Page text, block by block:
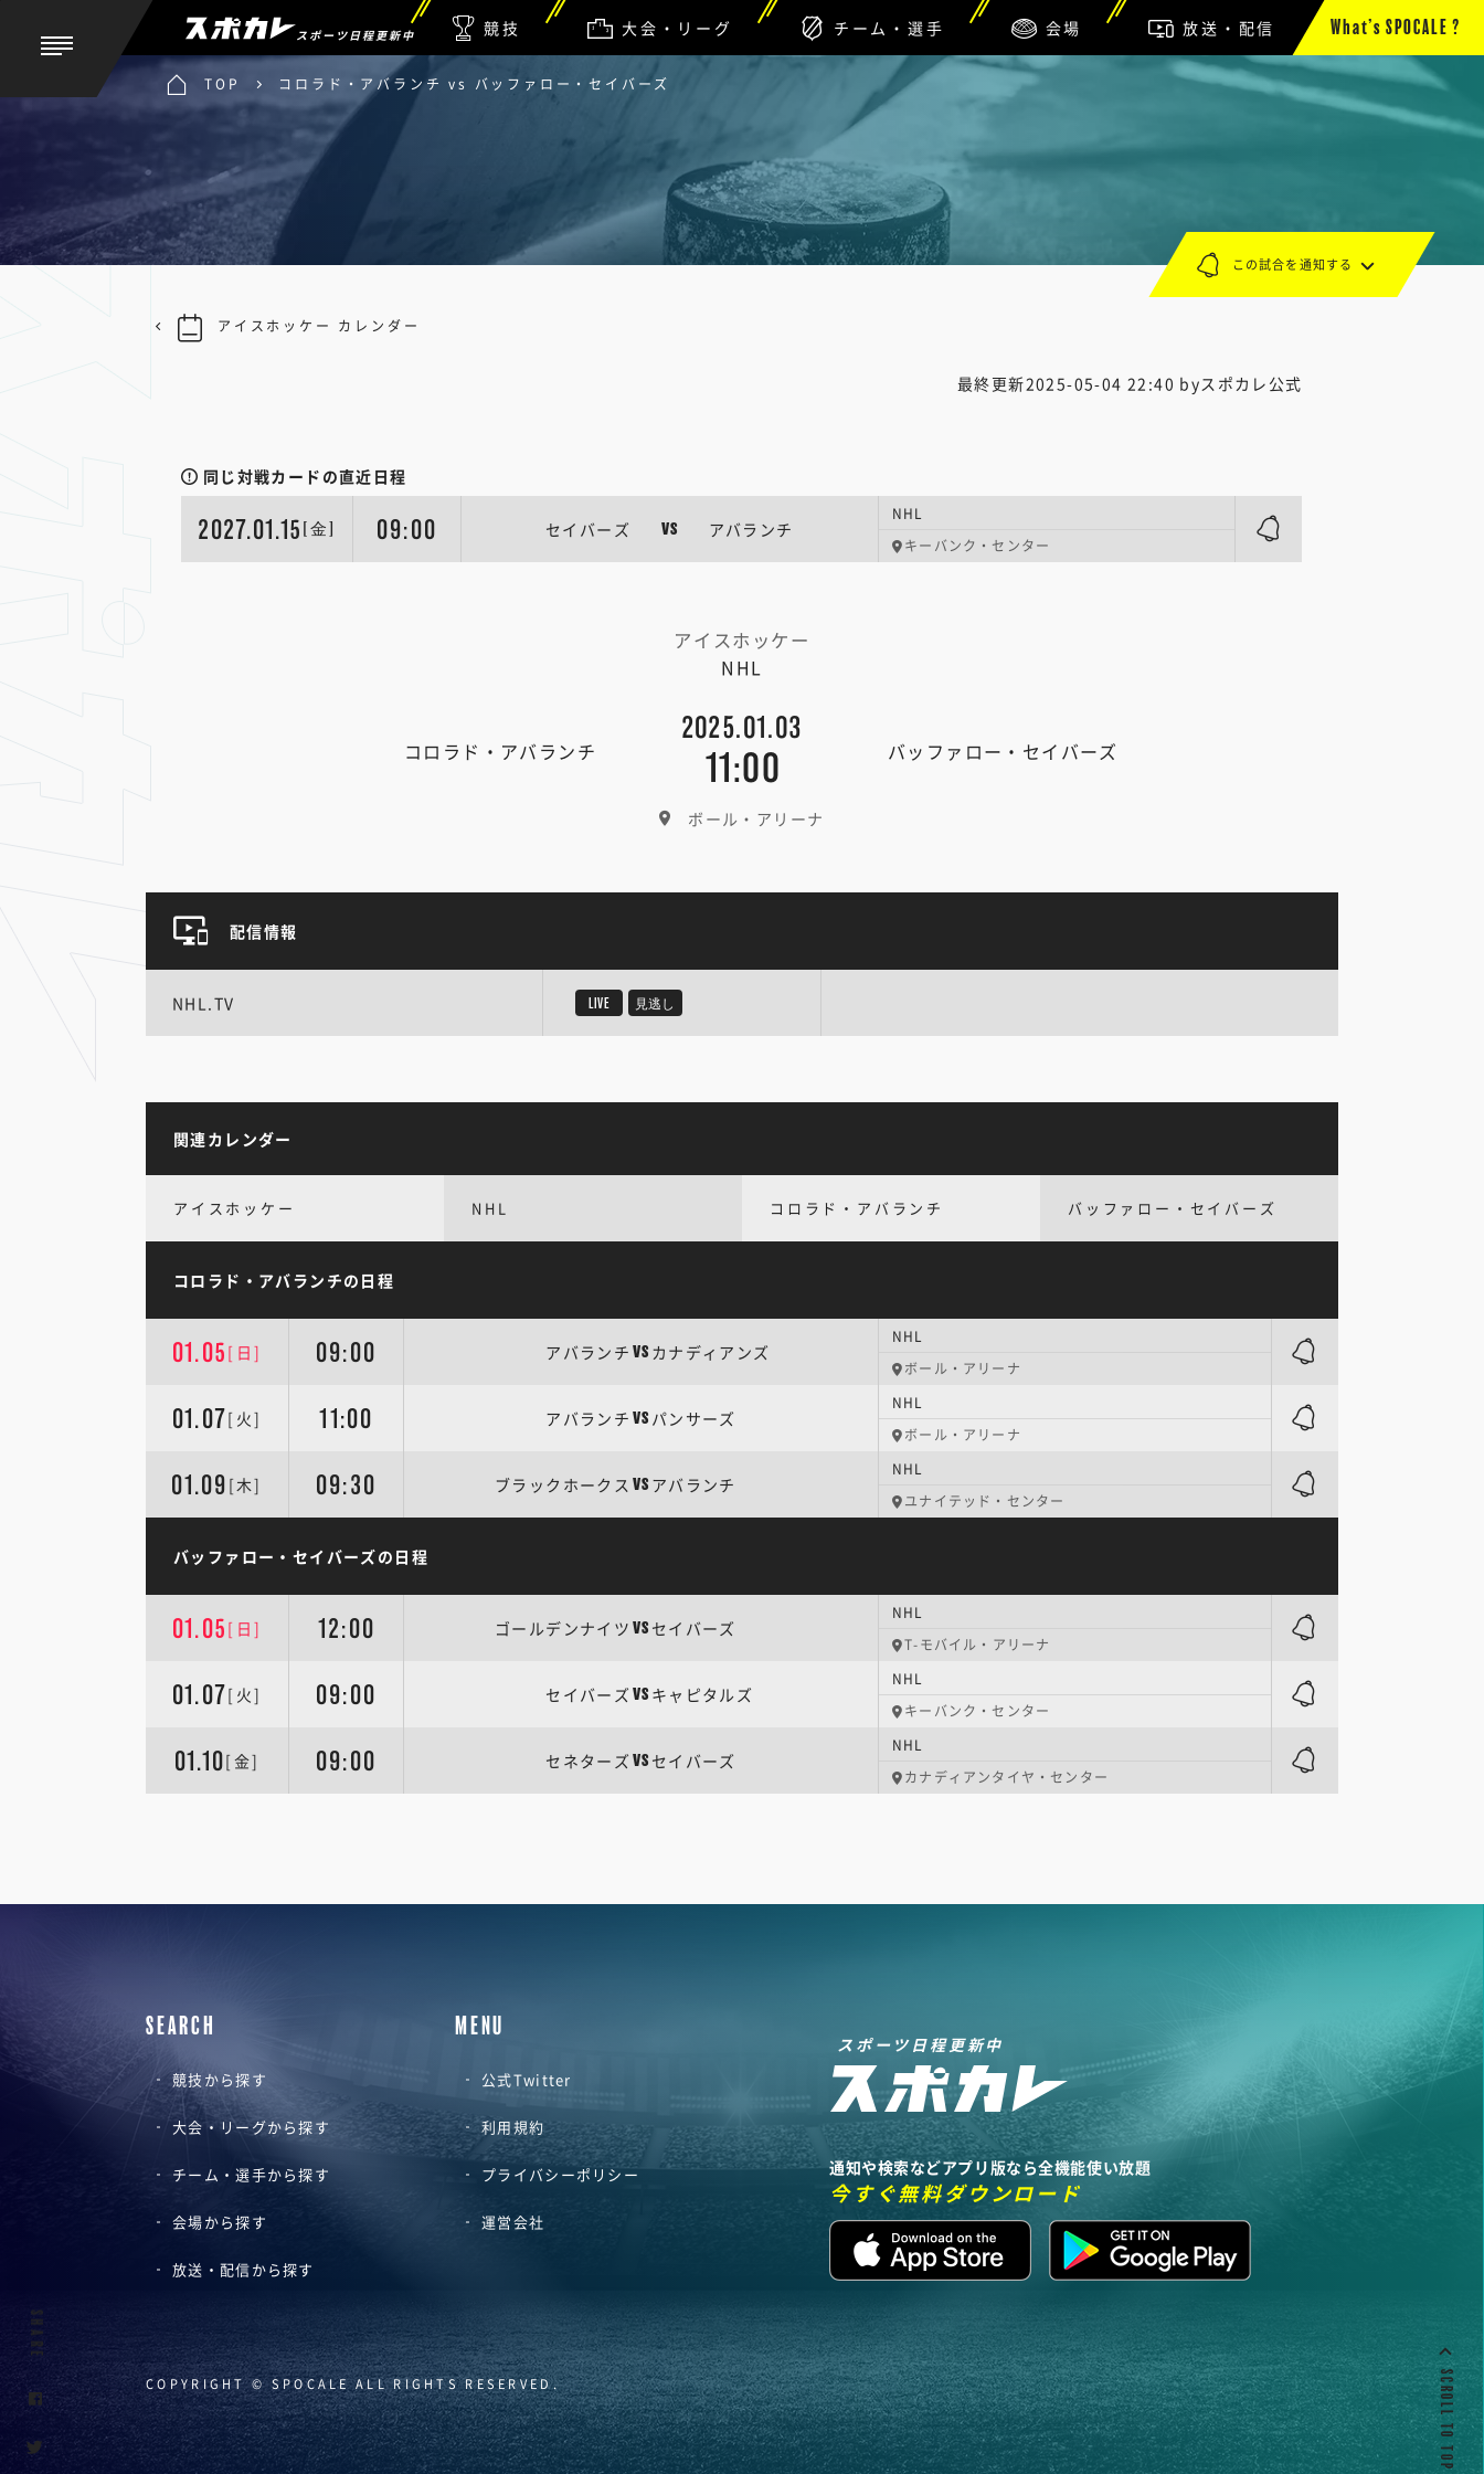
スポーツ日程更新中 競技 大会・リーグ チーム・選手 会場 放送・配信 What’s SPOCALE ?
TOP コロラド・アバランチ vs バッファロー・セイバーズ
最終更新2025-05-04 22:40 byスポカレ公式
同じ対戦カードの直近日程
2027.01.15 [金] 09:00 セイバーズ VS アバランチ
NHL
キーバンク・センター
アイスホッケー
NHL
コロラド・アバランチ
2025.01.03
11:00 バッファロー・セイバーズ
ボール・アリーナ
この試合を通知する
アイスホッケー カレンダー
配信情報
NHL.TV LIVE 見逃し
関連カレンダー
アイスホッケー NHL コロラド・アバランチ バッファロー・セイバーズ
コロラド・アバランチの日程
01.05 [日] 09:00 アバランチ VS カナディアンズ
NHL
ボール・アリーナ
01.07[火] 11:00 アバランチ VS パンサーズ
NHL
ボール・アリーナ
01.09 [木] 09:30 ブラックホークス VS アバランチ
NHL
ユナイテッド・センター
バッファロー・セイバーズの日程
01.05 [日] 12:00 ゴールデンナイツ VS セイバーズ
NHL
T-モバイル・アリーナ
01.07[火] 09:00 セイバーズ VS キャピタルズ
NHL
キーバンク・センター
01.10[金] 09:00 セネターズ VS セイバーズ
NHL
カナディアンタイヤ・センター
SEARCH
競技から探す
大会・リーグから探す
チーム・選手から探す
会場から探す
放送・配信から探す
MENU
公式Twitter
利用規約
プライバシーポリシー
運営会社
スポーツ日程更新中
通知や検索などアプリ版なら全機能使い放題
今すぐ無料ダウンロード
COPYRIGHT © SPOCALE ALL RIGHTS RESERVED. SCROLL TO TOP
SHARE